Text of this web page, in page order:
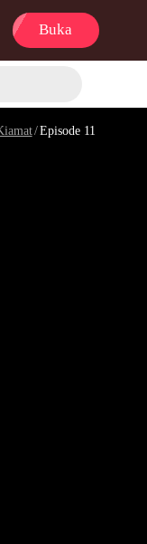
Buka
/Episode 11